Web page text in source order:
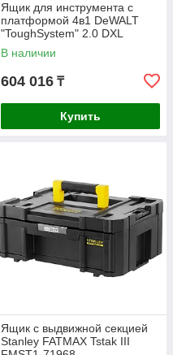
Ящик для инструмента с
платформой 4в1 DeWALT
"ToughSystem" 2.0 DXL
DWST60520-1
В наличии
604 016 ₸
Купить
Ящик с выдвижной секцией
Stanley FATMAX Tstak III